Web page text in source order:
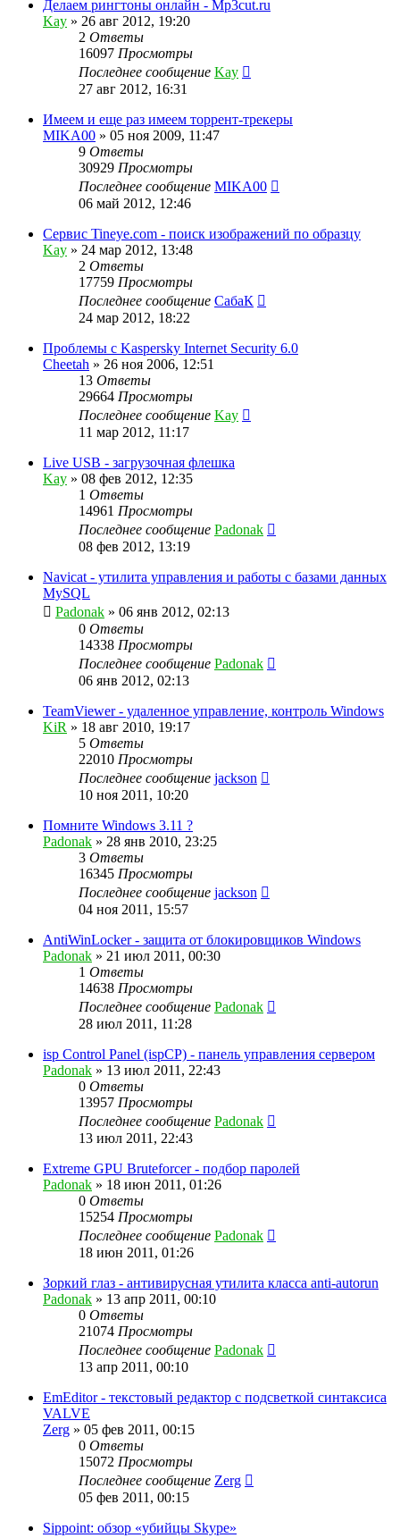
Делаем рингтоны онлайн - Mp3cut.ru
Kay » 26 авг 2012, 19:20
2 Ответы
16097 Просмотры
Последнее сообщение Kay
27 авг 2012, 16:31
Имеем и еще раз имеем торрент-трекеры
MIKA00 » 05 ноя 2009, 11:47
9 Ответы
30929 Просмотры
Последнее сообщение MIKA00
06 май 2012, 12:46
Сервис Tineye.com - поиск изображений по образцу
Kay » 24 мар 2012, 13:48
2 Ответы
17759 Просмотры
Последнее сообщение СабаК
24 мар 2012, 18:22
Проблемы с Kaspersky Internet Security 6.0
Cheetah » 26 ноя 2006, 12:51
13 Ответы
29664 Просмотры
Последнее сообщение Kay
11 мар 2012, 11:17
Live USB - загрузочная флешка
Kay » 08 фев 2012, 12:35
1 Ответы
14961 Просмотры
Последнее сообщение Padonak
08 фев 2012, 13:19
Navicat - утилита управления и работы с базами данных
MySQL
Padonak » 06 янв 2012, 02:13
0 Ответы
14338 Просмотры
Последнее сообщение Padonak
06 янв 2012, 02:13
TeamViewer - удаленное управление, контроль Windows
KiR » 18 авг 2010, 19:17
5 Ответы
22010 Просмотры
Последнее сообщение jackson
10 ноя 2011, 10:20
Помните Windows 3.11 ?
Padonak » 28 янв 2010, 23:25
3 Ответы
16345 Просмотры
Последнее сообщение jackson
04 ноя 2011, 15:57
AntiWinLocker - защита от блокировщиков Windows
Padonak » 21 июл 2011, 00:30
1 Ответы
14638 Просмотры
Последнее сообщение Padonak
28 июл 2011, 11:28
isp Control Panel (ispCP) - панель управления сервером
Padonak » 13 июл 2011, 22:43
0 Ответы
13957 Просмотры
Последнее сообщение Padonak
13 июл 2011, 22:43
Extreme GPU Bruteforcer - подбор паролей
Padonak » 18 июн 2011, 01:26
0 Ответы
15254 Просмотры
Последнее сообщение Padonak
18 июн 2011, 01:26
Зоркий глаз - антивирусная утилита класса anti-autorun
Padonak » 13 апр 2011, 00:10
0 Ответы
21074 Просмотры
Последнее сообщение Padonak
13 апр 2011, 00:10
EmEditor - текстовый редактор с подсветкой синтаксиса
VALVE
Zerg » 05 фев 2011, 00:15
0 Ответы
15072 Просмотры
Последнее сообщение Zerg
05 фев 2011, 00:15
Sippoint: обзор «убийцы Skype»